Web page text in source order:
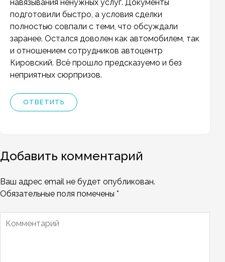
навязывания ненужных услуг. Документы
подготовили быстро, а условия сделки
полностью совпали с теми, что обсуждали
заранее. Остался доволен как автомобилем, так
и отношением сотрудников автоцентр
Кировский. Всё прошло предсказуемо и без
неприятных сюрпризов.
ОТВЕТИТЬ
Добавить комментарий
Ваш адрес email не будет опубликован.
Обязательные поля помечены *